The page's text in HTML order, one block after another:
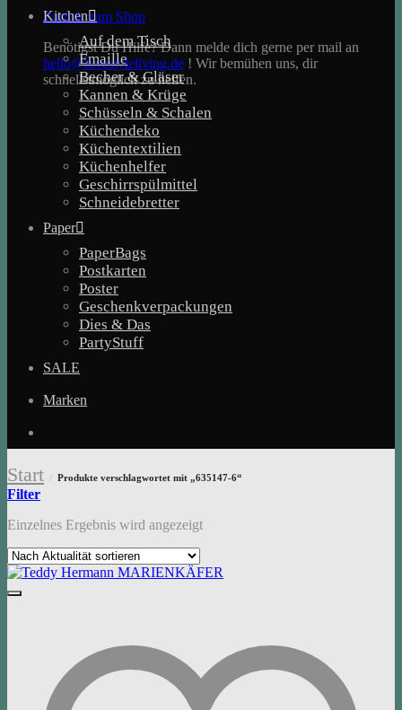
Zurück zum Shop
Benötigst Du Hilfe? Dann melde dich gerne per mail an
hello@lovestyleliving.de ! Wir bemühen uns, dir
schnellstmöglich zu helfen.
Kitchen
Auf dem Tisch
Emaille
Becher & Gläser
Kannen & Krüge
Schüsseln & Schalen
Küchendeko
Küchentextilien
Küchenhelfer
Geschirrspülmittel
Schneidebretter
Paper
PaperBags
Postkarten
Poster
Geschenkverpackungen
Dies & Das
PartyStuff
SALE
Marken
Start / Produkte verschlagwortet mit „635147-6“
Filter
Einzelnes Ergebnis wird angezeigt